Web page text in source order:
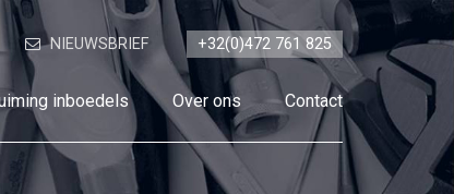
NIEUWSBRIEF +32(0)472 761 825
inboedels Over ons Contact